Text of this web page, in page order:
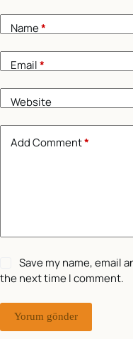
Name*
Email*
Website
Add Comment*
Save my name, email
the next time I comment.
Yorum gönder